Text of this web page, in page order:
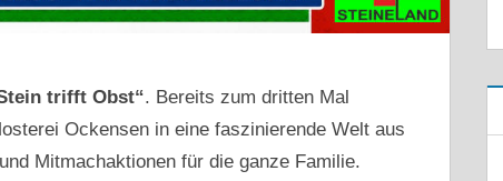
trifft Obst“. Bereits zum dritten Mal
Ockensen in eine faszinierende Welt aus
Mitmachaktionen für die ganze Familie.